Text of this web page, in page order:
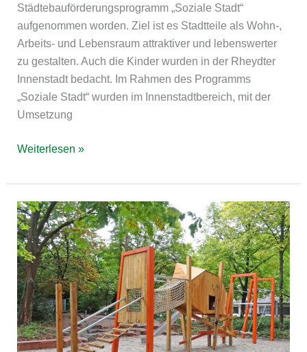
Städtebauförderungsprogramm „Soziale Stadt“
aufgenommen worden. Ziel ist es Stadtteile als Wohn-,
Arbeits- und Lebensraum attraktiver und lebenswerter
zu gestalten. Auch die Kinder wurden in der Rheydter
Innenstadt bedacht. Im Rahmen des Programms
„Soziale Stadt“ wurden im Innenstadtbereich, mit der
Umsetzung
Weiterlesen »
Landau
Deutsches
Tor